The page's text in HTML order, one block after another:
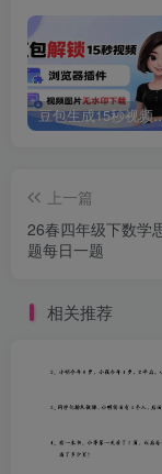
豆包生成15秒视频——浏览器插件：
上一篇
26春四年级下数学
题每日一题
相关推荐